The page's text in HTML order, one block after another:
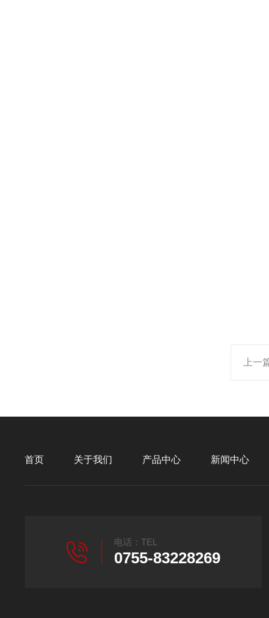
上一
首页 关于我们 产品中心 新闻中心
电话：TEL
0755-83228269